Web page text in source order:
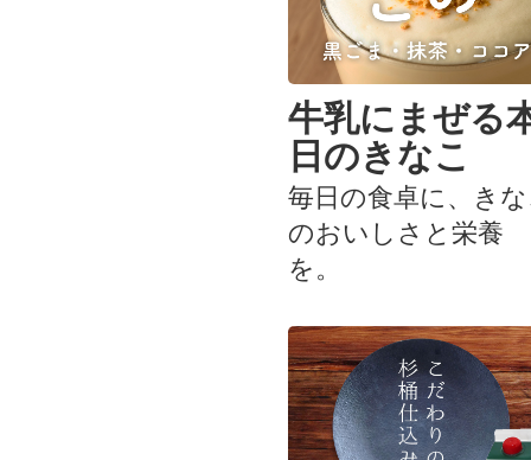
牛乳にまぜる
日のきなこ
毎日の食卓に、き
のおいしさと栄養
を。